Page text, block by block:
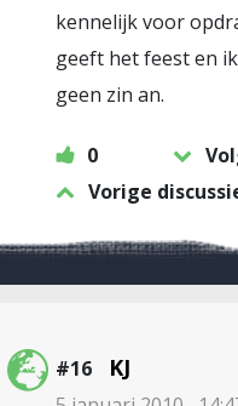
kennelijk voor
geeft het feest en
geen zin an.
0
Vorige
#16 KJ